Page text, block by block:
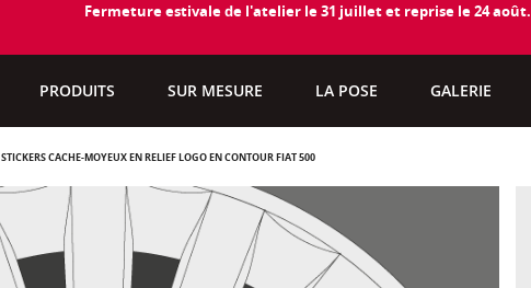
Fermeture estivale de l'atelier le 31 juillet et reprise le 24 août.
PRODUITS SUR MESURE LA POSE GALERIE
STICKERS CACHE-MOYEUX EN RELIEF LOGO EN CONTOUR FIAT 500